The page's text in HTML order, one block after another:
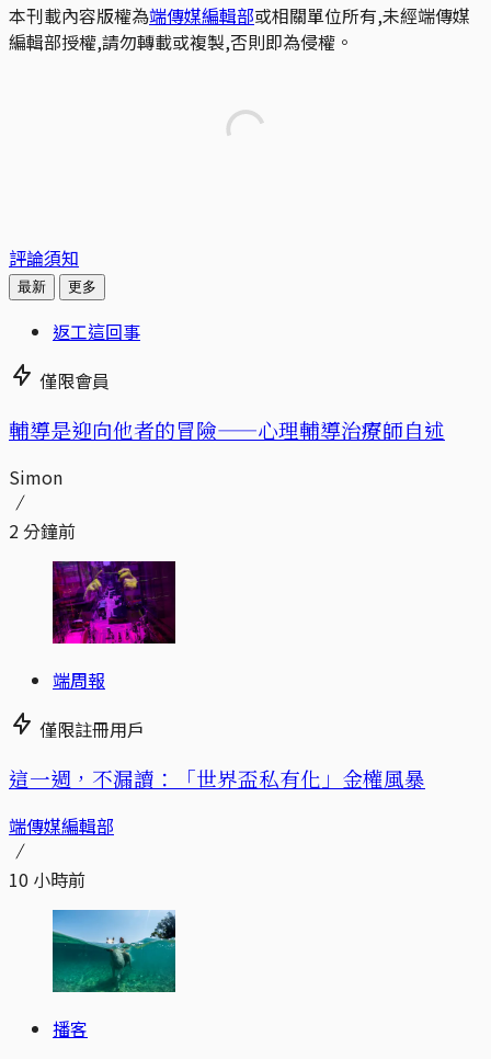
本刊載內容版權為端傳媒編輯部或相關單位所有,未經端傳媒
編輯部授權,請勿轉載或複製,否則即為侵權。
評論須知
最新 更多
返工這回事
僅限會員
輔導是迎向他者的冒險——心理輔導治療師自述
Simon
2 分鐘前
端周報
僅限註冊用戶
這一週，不漏讀：「世界盃私有化」金權風暴
端傳媒編輯部
10 小時前
播客